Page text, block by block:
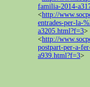
familia-2014-
<http://
entrades-per-la-
a3205.html?f=3>
<http://
postpart-per-a-
a939.html?f=3>